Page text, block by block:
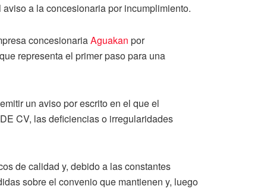
a la concesionaria por incumplimiento.
concesionariaAguakan por
representa el primer paso para una
un aviso por escrito en el que el
CV, las deficiencias o irregularidades
de calidad y, debido a las constantes
sobre el convenio que mantienen y, luego